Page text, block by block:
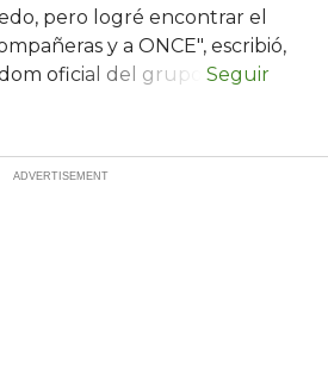
pero logré encontrar el
y a ONCE", escribió,
oficial del grupo.